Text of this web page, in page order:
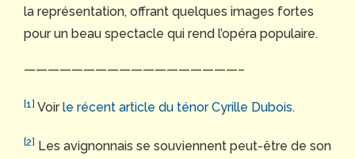
la représentation, offrant quelques images fortes
pour un beau spectacle qui rend l’opéra populaire.
——————————————————–
[1] Voirle récent article du ténor Cyrille Dubois.
[2] Les avignonnais se souviennent peut-être de son